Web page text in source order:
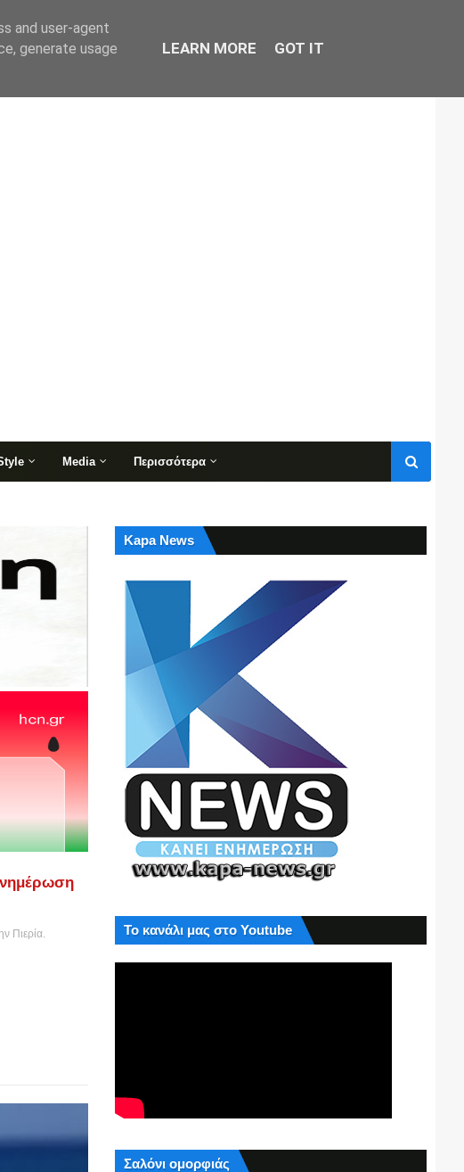
Media Περισσότερα
Πιερία.
Kapa News
Το κανάλι μας στο Youtube
Σαλόνι ομορφιάς
and user-agent
generate usage
LEARN MORE GOT IT